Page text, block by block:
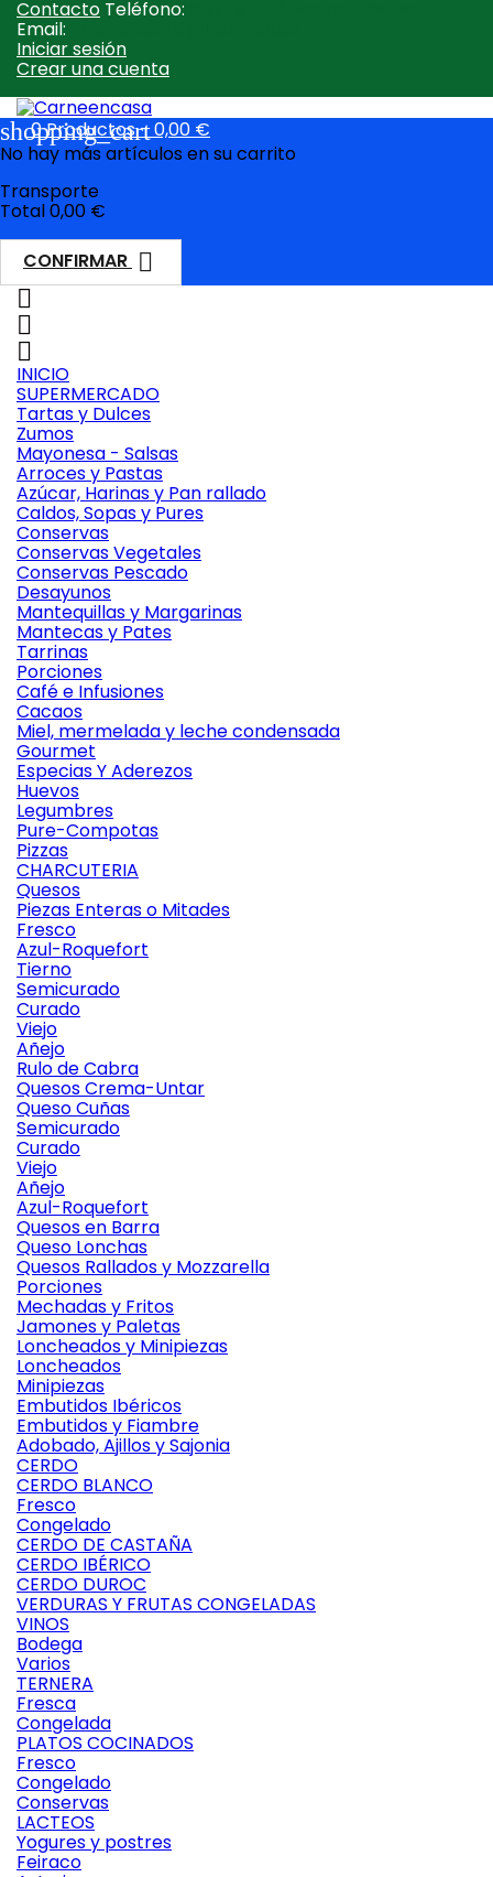
Contacto Teléfono:
Email:
Iniciar sesión
Crear una cuenta
shopping_cart
0Productos - 0,00 €
No hay más artículos en su carrito
Transporte
Total0,00 €
CONFIRMAR 



INICIO
SUPERMERCADO
Tartas y Dulces
Zumos
Mayonesa - Salsas
Arroces y Pastas
Azúcar, Harinas y Pan rallado
Caldos, Sopas y Pures
Conservas
Conservas Vegetales
Conservas Pescado
Desayunos
Mantequillas y Margarinas
Mantecas y Pates
Tarrinas
Porciones
Café e Infusiones
Cacaos
Miel, mermelada y leche condensada
Gourmet
Especias Y Aderezos
Huevos
Legumbres
Pure-Compotas
Pizzas
CHARCUTERIA
Quesos
Piezas Enteras o Mitades
Fresco
Azul-Roquefort
Tierno
Semicurado
Curado
Viejo
Añejo
Rulo de Cabra
Quesos Crema-Untar
Queso Cuñas
Semicurado
Curado
Viejo
Añejo
Azul-Roquefort
Quesos en Barra
Queso Lonchas
Quesos Rallados y Mozzarella
Porciones
Mechadas y Fritos
Jamones y Paletas
Loncheados y Minipiezas
Loncheados
Minipiezas
Embutidos Ibéricos
Embutidos y Fiambre
Adobado, Ajillos y Sajonia
CERDO
CERDO BLANCO
Fresco
Congelado
CERDO DE CASTAÑA
CERDO IBÉRICO
CERDO DUROC
VERDURAS Y FRUTAS CONGELADAS
VINOS
Bodega
Varios
TERNERA
Fresca
Congelada
PLATOS COCINADOS
Fresco
Congelado
Conservas
LACTEOS
Yogures y postres
Feiraco